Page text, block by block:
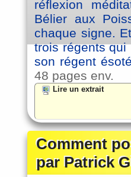
réflexion
Bélier aux
chaque signe.
trois régents
son régent
48 pages env.
Lire un extrait
Comment
par Patrick